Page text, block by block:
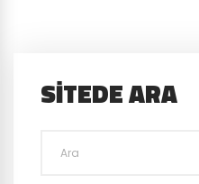
SITEDE ARA